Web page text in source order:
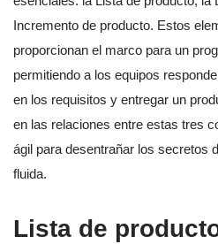
Incremento de producto. Estos
proporcionan el marco para un
permitiendo a los equipos
en los requisitos y entregar un
en las relaciones entre estas tres
ágil para desentrañar los secretos
fluida.
Lista de